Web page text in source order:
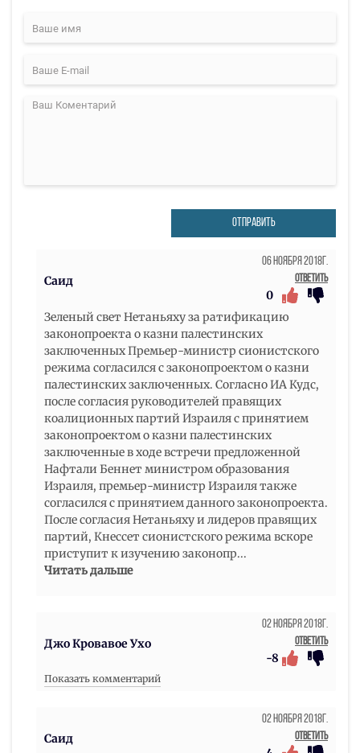
ОТПРАВИТЬ
Саид
06 Ноября 2018г.
Ответить
0
Зеленый свет Нетаньяху за ратификацию
законопроекта о казни палестинских
заключенных Премьер-министр сионистского
режима согласился с законопроектом о казни
палестинских заключенных. Согласно ИА Кудс,
после согласия руководителей правящих
коалиционных партий Израиля с принятием
законопроектом о казни палестинских
заключенные в ходе встречи предложенной
Нафтали Беннет министром образования
Израиля, премьер-министр Израиля также
согласился с принятием данного законопроекта.
После согласия Нетаньяху и лидеров правящих
партий, Кнессет сионистского режима вскоре
приступит к изучению законопр...
Читать дальше
Джо Кровавое Ухо
02 Ноября 2018г.
Ответить
-8
Показать комментарий
Саид
02 Ноября 2018г.
Ответить